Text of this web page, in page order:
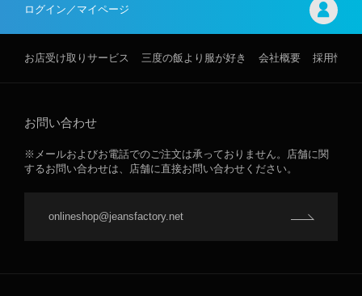
ログイン／マイページ
お店受け取りサービス 三度の飯より服が好き 会社概要 採用情報
お問い合わせ
※メールおよびお電話でのご注文は承っておりません。店舗に関
するお問い合わせは、店舗に直接お問い合わせください。
onlineshop@jeansfactory.net